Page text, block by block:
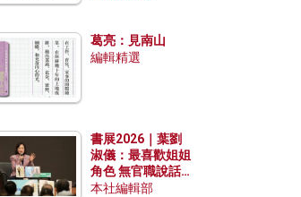
葛亮：見南山
編輯精選
書展2026｜葉劉
淑儀：最喜歡姐姐
角色 無官職說話
包袱少
本社編輯部